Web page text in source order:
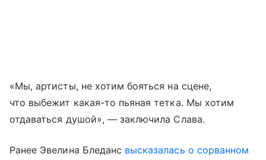
«Мы, артисты, не хотим бояться на сцене,
что выбежит какая-то пьяная тетка. Мы хотим
отдаваться душой», — заключила Слава.
Ранее Эвелина Бледанс высказалась о сорванном